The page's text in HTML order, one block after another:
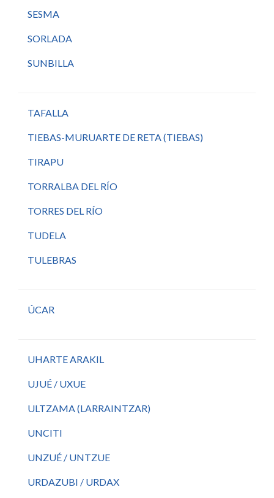
SESMA
SORLADA
SUNBILLA
TAFALLA
TIEBAS-MURUARTE DE RETA (TIEBAS)
TIRAPU
TORRALBA DEL RÍO
TORRES DEL RÍO
TUDELA
TULEBRAS
ÚCAR
UHARTE ARAKIL
UJUÉ / UXUE
ULTZAMA (LARRAINTZAR)
UNCITI
UNZUÉ / UNTZUE
URDAZUBI / URDAX